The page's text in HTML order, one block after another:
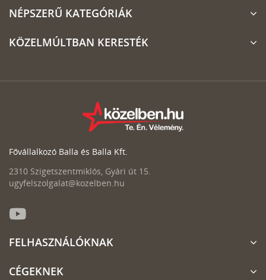
NÉPSZERŰ KATEGÓRIÁK
KÖZELMÚLTBAN KERESTÉK
Fővállalkozó Balla és Balla Kft.
2310 Szigetszentmiklós, Gyári út 15.
ugyfelszolgalat@kozelben.hu
FELHASZNÁLÓKNAK
CÉGEKNEK